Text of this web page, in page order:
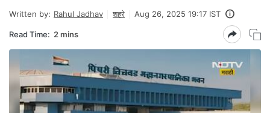
Written by: Rahul Jadhav शहरे Aug 26, 2025 19:17 IST
Read Time: 2 mins